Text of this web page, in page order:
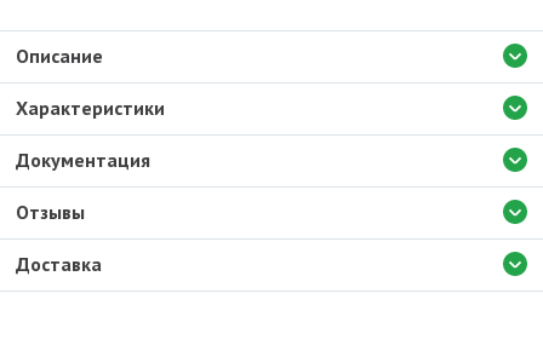
Доставка
Описание
Характеристики
Документация
Отзывы